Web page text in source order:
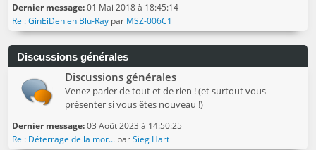
Dernier message:01 Mai 2018 à 18:45:14
Re : GinEiDen en Blu-Ray par MSZ-006C1
Discussions générales
Discussions générales
Venez parler de tout et de rien ! (et surtout vous
présenter si vous êtes nouveau !)
Dernier message:03 Août 2023 à 14:50:25
Re : Déterrage de la mor... parSieg Hart